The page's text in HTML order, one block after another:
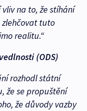
na to, že stíhání
tuto
realitu.“
(ODS)
rozhodl státní
že se propuštění
že důvody vazby